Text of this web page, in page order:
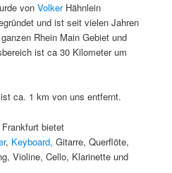
vonVolkerHähnlein
und ist seit vielen Jahren
Rhein Main Gebiet und
ist ca 30 Kilometer um
ca. 1 km von uns entfernt.
bietet
, Keyboard,Gitarre, Querflöte,
Violine, Cello, Klarinette und